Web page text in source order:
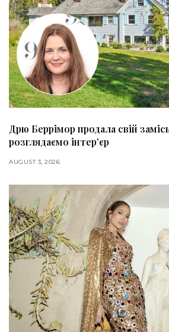
Дрю Беррімор продала свій
розглядаємо інтер’єр
AUGUST 3, 2026